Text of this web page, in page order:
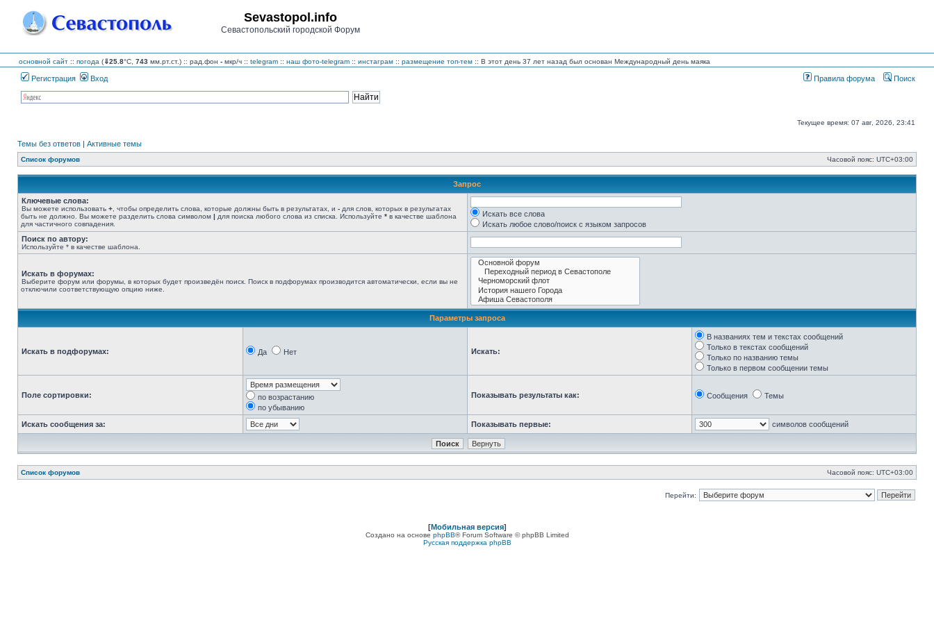
Sevastopol.info
Севастопольский городской Форум
основной сайт :: погода (⇓25.8°C, 743 мм.рт.ст.) :: рад.фон - мкр/ч :: telegram :: наш фото-telegram :: инстаграм :: размещение топ-тем :: В этот день 37 лет назад был основан Международный день маяка
Регистрация Вход Правила форума Поиск
Текущее время: 07 авг, 2026, 23:41
Темы без ответов | Активные темы
Список форумов Часовой пояс: UTC+03:00
Запрос
Ключевые слова:
Вы можете использовать + , чтобы определить слова, которые должны быть в результатах, и - для слов, которых в результатах
быть не должно. Вы можете разделить слова символом | для поиска любого слова из списка. Используйте * в качестве шаблона
для частичного совпадения.
Искать все слова
Искать любое слово/поиск с языком запросов
Поиск по автору:
Используйте * в качестве шаблона.
Искать в форумах:
Выберите форум или форумы, в которых будет произведён поиск. Поиск в подфорумах производится автоматически, если вы не
отключили соответствующую опцию ниже.
Параметры запроса
Искать в подфорумах: Да Нет Искать:
В названиях тем и текстах сообщений
Только в текстах сообщений
Только по названию темы
Только в первом сообщении темы
Поле сортировки:
по возрастанию
по убыванию
Показывать результаты как: Сообщения Темы
Искать сообщения за: Показывать первые: символов сообщений
Список форумов Часовой пояс: UTC+03:00
Перейти:
[Мобильная версия]
Создано на основе phpBB® Forum Software © phpBB Limited
Русская поддержка phpBB